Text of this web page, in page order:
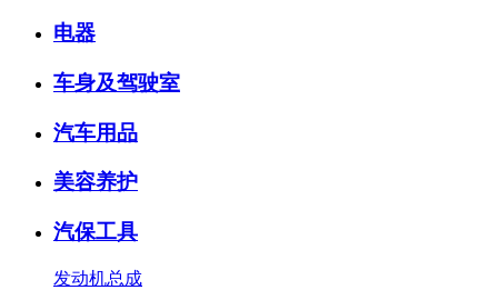
电器
车身及驾驶室
汽车用品
美容养护
汽保工具
发动机总成